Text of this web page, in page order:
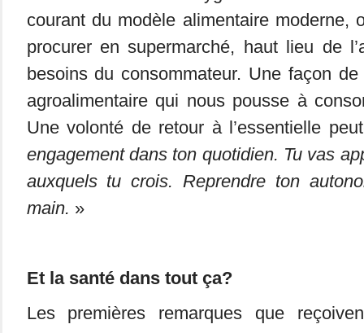
courant du modèle alimentaire moderne,
procurer en supermarché, haut lieu de
besoins du consommateur. Une façon de
agroalimentaire qui nous pousse à
Une volonté de retour à l’essentielle
engagement dans ton quotidien. Tu vas
auxquels tu crois. Reprendre ton
main. »
Et la santé dans tout ça?
Les premières remarques que